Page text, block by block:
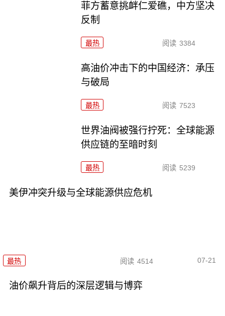
菲方蓄意挑衅仁爱礁，中方坚决
反制
最热 阅读 3384
高油价冲击下的中国经济：承压
与破局
最热 阅读 7523
世界油阀被强行拧死：全球能源
供应链的至暗时刻
最热 阅读 5239
美伊冲突升级与全球能源供应危机
最热 阅读 4514 07-21
油价飙升背后的深层逻辑与博弈